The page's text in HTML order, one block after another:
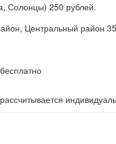
Солонцы) 250 рублей.
Центральный район
рассчитывается